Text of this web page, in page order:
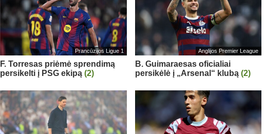
Prancūzijos Ligue 1
F. Torresas priėmė sprendimą
persikelti į PSG ekipą(2)
Anglijos Premier League
B. Guimaraesas oficialiai
persikėlė į „Arsenal“ klubą (2)